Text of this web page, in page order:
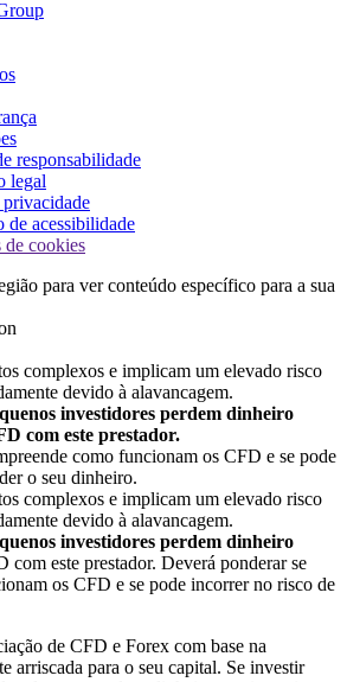
responsabilidade
legal
de acessibilidade
cookies
para ver conteúdo específico para a sua
complexos e implicam um elevado risco
devido à alavancagem.
investidores perdem dinheiro
com este prestador.
como funcionam os CFD e se pode
o seu dinheiro.
complexos e implicam um elevado risco
devido à alavancagem.
investidores perdem dinheiro
com este prestador. Deverá ponderar se
os CFD e se pode incorrer no risco de
de CFD e Forex com base na
arriscada para o seu capital. Se investir